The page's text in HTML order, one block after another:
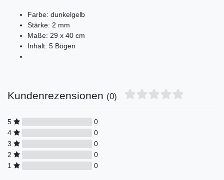
Farbe: dunkelgelb
Stärke: 2 mm
Maße: 29 x 40 cm
Inhalt: 5 Bögen
Kundenrezensionen (0)
5
0
4
0
3
0
2
0
1
0